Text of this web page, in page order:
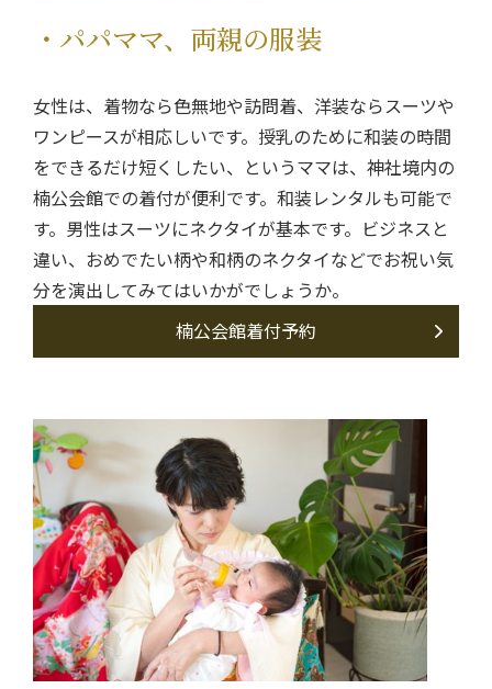
・パパママ、両親の服装
女性は、着物なら色無地や訪問着、洋装ならスーツや
ワンピースが相応しいです。授乳のために和装の時間
をできるだけ短くしたい、というママは、神社境内の
楠公会館での着付が便利です。和装レンタルも可能で
す。男性はスーツにネクタイが基本です。ビジネスと
違い、おめでたい柄や和柄のネクタイなどでお祝い気
分を演出してみてはいかがでしょうか。
楠公会館着付予約